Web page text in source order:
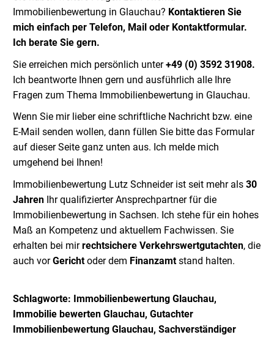
Immobilienbewertung in Glauchau? Kontaktieren Sie
mich einfach per Telefon, Mail oder Kontaktformular.
Ich berate Sie gern.
Sie erreichen mich persönlich unter+49 (0) 3592 31908.
Ich beantworte Ihnen gern und ausführlich alle Ihre
Fragen zum Thema Immobilienbewertung in Glauchau.
Wenn Sie mir lieber eine schriftliche Nachricht bzw. eine
E-Mail senden wollen, dann füllen Sie bitte das Formular
auf dieser Seite ganz unten aus. Ich melde mich
umgehend bei Ihnen!
Immobilienbewertung Lutz Schneider ist seit mehr als 30
Jahren Ihr qualifizierter Ansprechpartner für die
Immobilienbewertung in Sachsen. Ich stehe für ein hohes
Maß an Kompetenz und aktuellem Fachwissen. Sie
erhalten bei mirrechtsichere Verkehrswertgutachten, die
auch vorGerichtoder dem Finanzamtstand halten.
Schlagworte: Immobilienbewertung Glauchau,
Immobilie bewerten Glauchau, Gutachter
Immobilienbewertung Glauchau, Sachverständiger